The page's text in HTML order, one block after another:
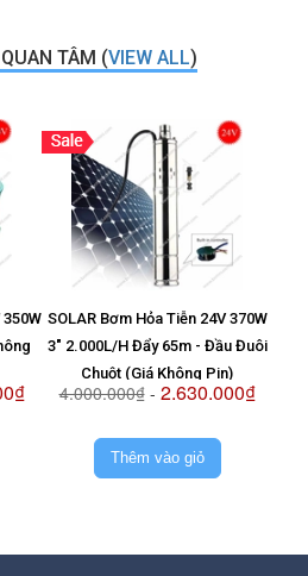
TÂM (VIEW ALL)
SOLAR Bơm Hỏa Tiễn 24V 370W
3" 2.000L/H Đẩy 65m - Đầu Đuôi
Chuột (Giá Không Pin)
4.000.000₫- 2.630.000₫
Thêm vào giỏ